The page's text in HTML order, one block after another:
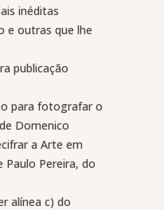
inéditas
e outras que lhe
publicação
para fotografar o
Domenico
a Arte em
Paulo Pereira, do
alínea c) do